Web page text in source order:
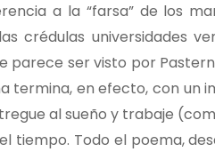
a la “farsa” de los
crédulas universidades
parece ser visto por
en efecto, con un
al sueño y trabaje
tiempo. Todo el poema,